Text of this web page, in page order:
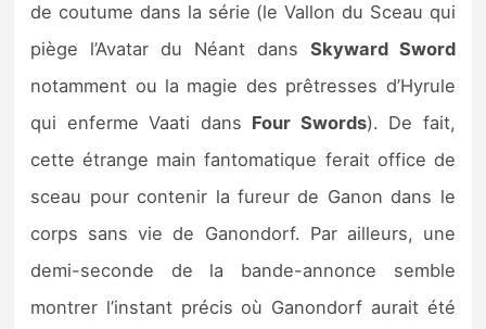
de coutume dans la série (le Vallon du Sceau qui
piège l’Avatar du Néant dans Skyward Sword
notamment ou la magie des prêtresses d’Hyrule
qui enferme Vaati dans Four Swords). De fait,
cette étrange main fantomatique ferait office de
sceau pour contenir la fureur de Ganon dans le
corps sans vie de Ganondorf. Par ailleurs, une
demi-seconde de la bande-annonce semble
montrer l’instant précis où Ganondorf aurait été